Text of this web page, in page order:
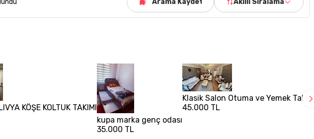
Akıllı Sıralama
KÖŞE KOLTUK TAKIMI
kupa marka genç odası
35.000 TL
Klasik Salon Otuma ve Yemek
45.000 TL